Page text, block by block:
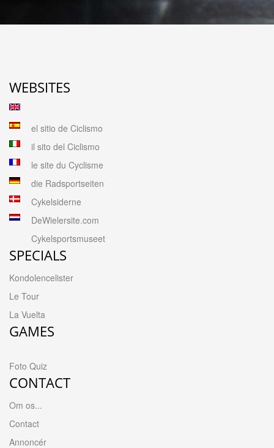
WEBSITES
el sitio de Ciclismo
il sito del Ciclismo
le site du Cyclisme
die Radsportseiten
Cykelsiderne
DeWielersite.com
Cykelsportsmuseet
SPECIALS
Kondolencelister
Le Tour
La Vuelta
GAMES
Foto Quiz
CONTACT
Om os...
Contact
Annoncér